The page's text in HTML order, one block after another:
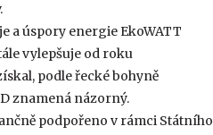
a úspory energie EkoWATT
vylepšuje od roku
podle řecké bohyně
znamená názorný.
podpořeno v rámci Státního